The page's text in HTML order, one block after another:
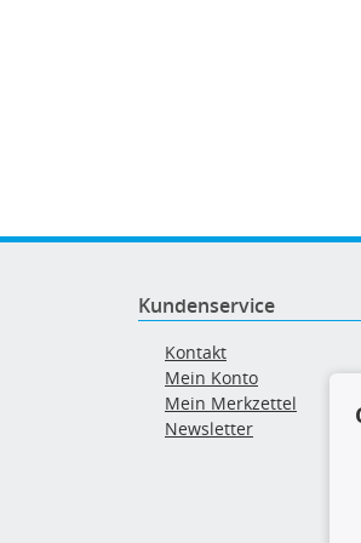
Kundenservice
Kontakt
Mein Konto
Mein Merkzettel
Newsletter